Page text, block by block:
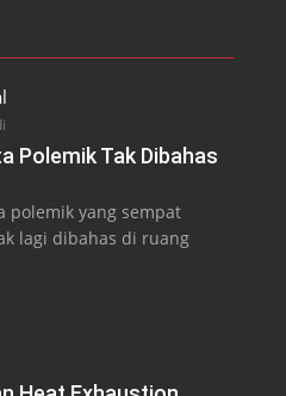
Polemik Tak Dibahas
polemik yang sempat
lagi dibahas di ruang